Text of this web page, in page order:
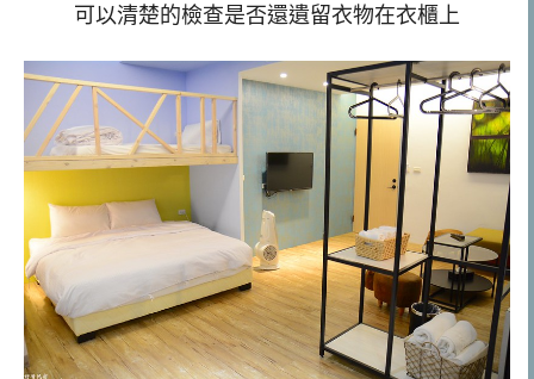
可以清楚的檢查是否還遺留衣物在衣櫃上